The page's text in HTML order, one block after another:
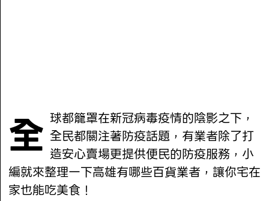
全球都籠罩在新冠病毒疫情的陰影之下， 全民都關注著防疫話題，有業者除了打
造安心賣場更提供便民的防疫服務，小
編就來整理一下高雄有哪些百貨業者，讓你宅在
家也能吃美食！